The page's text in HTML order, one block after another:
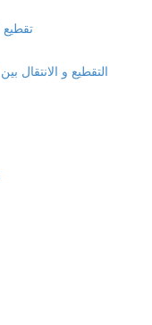
تقطيع
التقطيع و الانتقال